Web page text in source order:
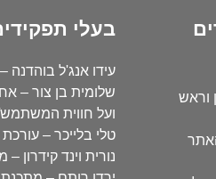
וראש
בעלי
עידו אנג'ל בוהדנה
שלומית בן צור –
ועל חווית
טלי בלייכר – עורכת
נורית וינד קידרון